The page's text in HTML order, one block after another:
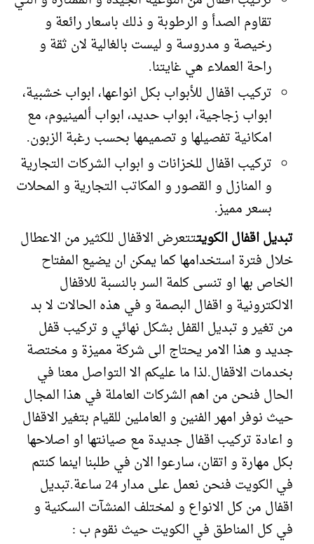
تقاوم الصدأ و الرطوبة و ذلك باسعار رائعة و
رخيصة و مدروسة و ليست بالغالية لان ثقة و
راحة العملاء هي غايتنا.
تركيب اقفال للأبواب بكل انواعها، ابواب خشبية،
ابواب زجاجية، ابواب حديد، ابواب ألمينيوم، مع
امكانية تفصيلها و تصميمها بحسب رغبة الزبون.
تركيب اقفال للخزانات و ابواب الشركات التجارية
و المنازل و القصور و المكاتب التجارية و المحلات
بسعر مميز.
تبديل اقفال الكويتتتعرض الاقفال للكثير من الاعطال
خلال فترة استخدامها كما يمكن ان يضيع المفتاح
الخاص بها او تنسى كلمة السر بالنسبة للاقفال
الالكترونية و اقفال البصمة و في هذه الحالات لا بد
من تغير و تبديل القفل بشكل نهائي و تركيب قفل
جديد و هذا الامر يحتاج الى شركة مميزة و مختصة
بخدمات الاقفال.لذا ما عليكم الا التواصل معنا في
الحال فنحن من اهم الشركات العاملة في هذا المجال
حيث نوفر امهر الفنين و العاملين للقيام بتغير الاقفال
و اعادة تركيب اقفال جديدة مع صيانتها او اصلاحها
بكل مهارة و اتقان، سارعوا الان في طلبنا اينما كنتم
في الكويت فنحن نعمل على مدار 24 ساعة.تبديل
اقفال من كل الانواع و لمختلف المنشآت السكنية و
في كل المناطق في الكويت حيث نقوم ب :